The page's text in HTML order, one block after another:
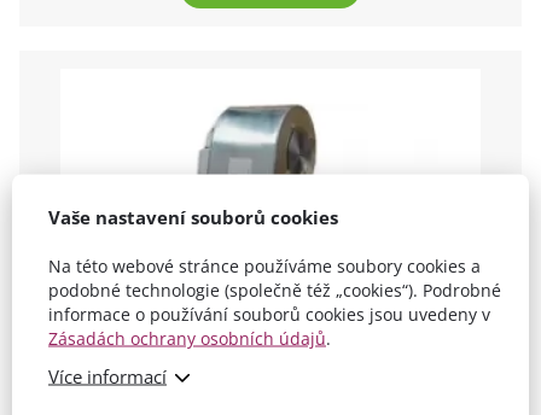
Vaše nastavení souborů cookies
Na této webové stránce používáme soubory cookies a
podobné technologie (společně též „cookies“). Podrobné
informace o používání souborů cookies jsou uvedeny v
Zásadách ochrany osobních údajů.
Více informací